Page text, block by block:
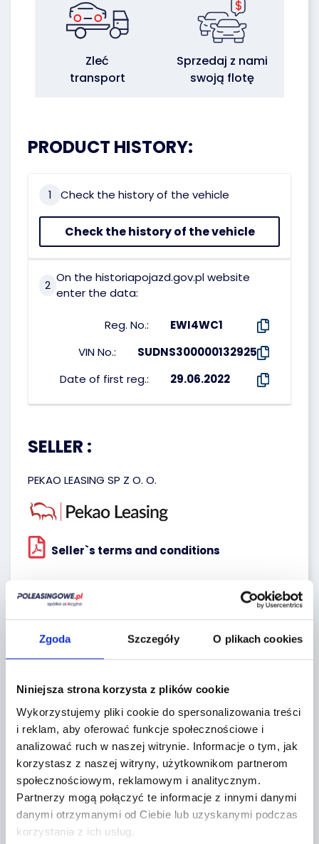
Zgoda Szczegóły O plikach cookies
Niniejsza strona korzysta z plików cookie
Wykorzystujemy pliki cookie do spersonalizowania treści
i reklam, aby oferować funkcje społecznościowe i
analizować ruch w naszej witrynie. Informacje o tym, jak
korzystasz z naszej witryny, użytkownikom partnerom
społecznościowym, reklamowym i analitycznym.
Partnerzy mogą połączyć te informacje z innymi danymi
danymi otrzymanymi od Ciebie lub uzyskanymi podczas
korzystania z ich usług.
Zleć
transport
Sprzedaj z nami
swoją flotę
PRODUCT HISTORY:
1 Check the history of the vehicle
Check the history of the vehicle
2
On the historiapojazd.gov.pl website
enter the data:
Reg. No.:
EWI4WC1
VIN No.:
SUDNS300000132925
Date of first reg.:
29.06.2022
SELLER :
PEKAO LEASING SP Z O. O.
Seller`s terms and conditions
Localization:
Grójec,
Metalowa 10
+
−